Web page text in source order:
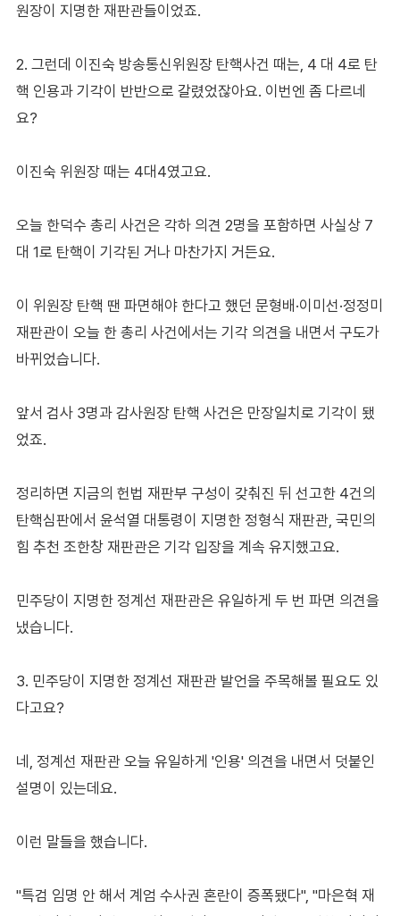
원장이 지명한 재판관들이었죠.
2. 그런데 이진숙 방송통신위원장 탄핵사건 때는, 4 대 4로 탄
핵 인용과 기각이 반반으로 갈렸었잖아요. 이번엔 좀 다르네
요?
이진숙 위원장 때는 4대4였고요.
오늘 한덕수 총리 사건은 각하 의견 2명을 포함하면 사실상 7
대 1로 탄핵이 기각된 거나 마찬가지 거든요.
이 위원장 탄핵 땐 파면해야 한다고 했던 문형배·이미선·정정미
재판관이 오늘 한 총리 사건에서는 기각 의견을 내면서 구도가
바뀌었습니다.
앞서 검사 3명과 감사원장 탄핵 사건은 만장일치로 기각이 됐
었죠.
정리하면 지금의 헌법 재판부 구성이 갖춰진 뒤 선고한 4건의
탄핵심판에서 윤석열 대통령이 지명한 정형식 재판관, 국민의
힘 추천 조한창 재판관은 기각 입장을 계속 유지했고요.
민주당이 지명한 정계선 재판관은 유일하게 두 번 파면 의견을
냈습니다.
3. 민주당이 지명한 정계선 재판관 발언을 주목해볼 필요도 있
다고요?
네, 정계선 재판관 오늘 유일하게 '인용' 의견을 내면서 덧붙인
설명이 있는데요.
이런 말들을 했습니다.
"특검 임명 안 해서 계엄 수사권 혼란이 증폭됐다", "마은혁 재